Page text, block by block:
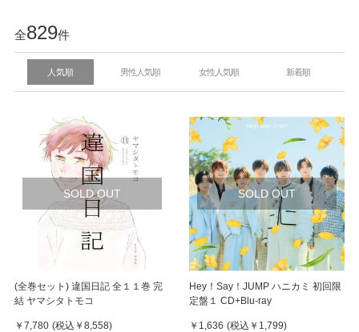
全829件
人気順 男性人気順 女性人気順 新着順
SOLD OUT
(全巻セット) 違国日記 全１１巻 完
結 ヤマシタトモコ
￥7,780 (税込 ￥8,558)
SOLD OUT
Hey！Say！JUMP ハニカミ 初回限
定盤１ CD+Blu-ray
￥1,636 (税込 ￥1,799)